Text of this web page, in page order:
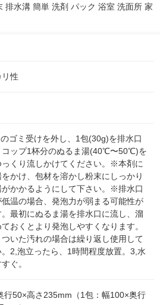
排水溝 簡単 洗剤 パック 浴室 洗面所 家
性
ゴミ受けを外し、1包(30g)を排水口
コップ1杯分のぬるま湯(40℃〜50℃)を
っくり流しかけてください。※本剤に
かけ、包材を溶かし粉末にしっかり
がかかるようにして下さい。※排水口
温の場合、発泡力が弱まる可能性が
最初にぬるま湯を排水口に流し、溜
おくとより発泡しやすくなります。
いた汚れの場合は繰り返し使用して
。2,泡立ったら、1時間程度放置。3,水
ぐ。
行50×高さ235mm（1包：幅100×奥行